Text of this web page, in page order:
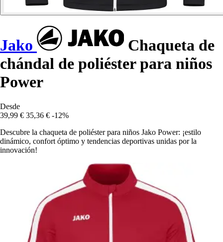
Jako
Chaqueta de
chándal de poliéster para niños
Power
Desde
39,99 € 35,36 € -12%
Descubre la chaqueta de poliéster para niños Jako Power: ¡estilo
dinámico, confort óptimo y tendencias deportivas unidas por la
innovación!